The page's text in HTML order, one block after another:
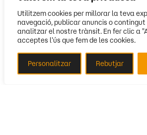
Utilitzem cookies per millorar la teva
navegació, publicar anuncis o
analitzar el nostre trànsit. En fer clic a
acceptes l'ús que fem de les cookies.
Personalitzar Rebutjar